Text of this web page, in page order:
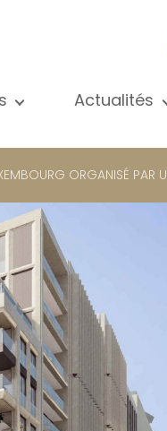
privé
locative
d'immeubles /
Actualités
ORGANISÉ PAR